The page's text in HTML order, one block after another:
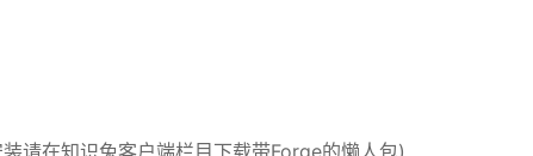
请在知识兔客户端栏目下载带Forge的懒人包)